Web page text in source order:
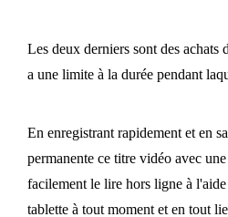
Les deux derniers sont des
a une limite à la durée pendant
En enregistrant rapidement et en
permanente ce titre vidéo avec
facilement le lire hors ligne à
tablette à tout moment et en tout